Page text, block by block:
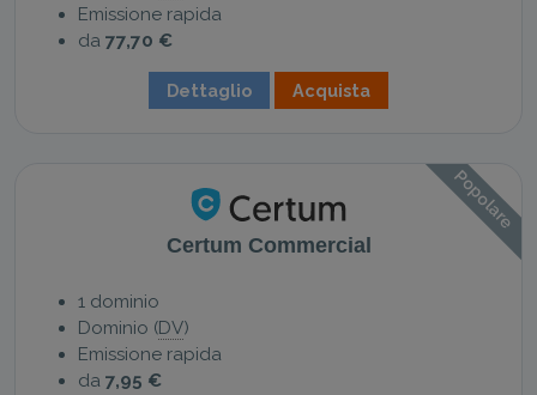
Emissione rapida
da 77,70 €
Dettaglio Acquista
Popolare
Certum Commercial
1 dominio
Dominio (DV)
Emissione rapida
da 7,95 €